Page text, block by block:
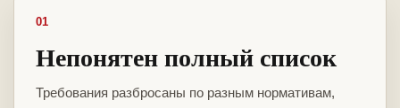
01
Непонятен полный список
Требования разбросаны по разным нормативам,